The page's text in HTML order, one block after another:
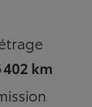
402 km